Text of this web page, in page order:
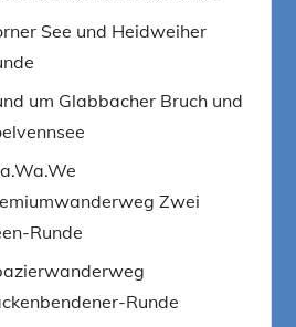
See und Heidweiher
um Glabbacher Bruch und
Zwei
Runde
Runde